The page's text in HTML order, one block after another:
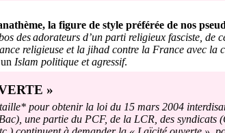
la figure de style préférée de nos
desadorateurs d’un parti religieux fasciste, de
religieuse et la jihad contre la France avec la
Islam politique et agressif.
»
pour obtenir la loi du 15 mars 2004
une partie du PCF, de la LCR, des